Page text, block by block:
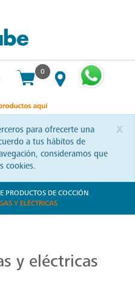
0
x
para ofrecerte una
a tus hábitos de
consideramos que
cookies.
DE COCCIÓN
Y ELÉCTRICAS
y eléctricas